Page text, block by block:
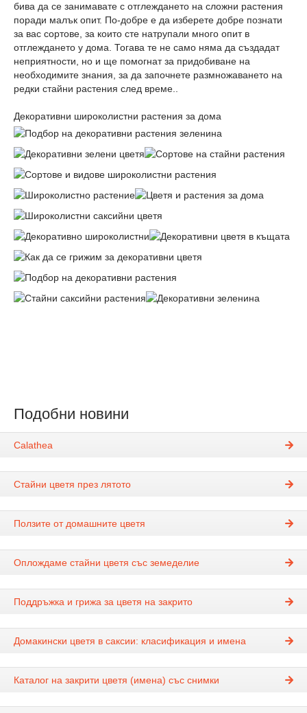
бива да се занимавате с отглеждането на сложни растения
поради малък опит. По-добре е да изберете добре познати
за вас сортове, за които сте натрупали много опит в
отглеждането у дома. Тогава те не само няма да създадат
неприятности, но и ще помогнат за придобиване на
необходимите знания, за да започнете размножаването на
редки стайни растения след време..
Декоративни широколистни растения за дома
Подобни новини
Calathea
Стайни цветя през лятото
Ползите от домашните цветя
Оплождаме стайни цветя със земеделие
Поддръжка и грижа за цветя на закрито
Домакински цветя в саксии: класификация и имена
Каталог на закрити цветя (имена) със снимки